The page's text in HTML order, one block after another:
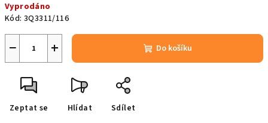
cena:
Vyprodáno
Kód: 3Q3311/116
+
− Do košíku
Zeptat se Hlídat Sdílet